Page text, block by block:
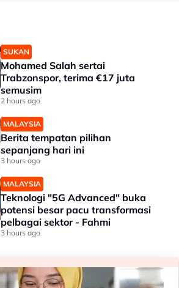
SUKAN
Mohamed Salah sertai
Trabzonspor, terima €17 juta
semusim
2 hours ago
MALAYSIA
Berita tempatan pilihan
sepanjang hari ini
3 hours ago
MALAYSIA
Teknologi "5G Advanced" buka
potensi besar pacu transformasi
pelbagai sektor - Fahmi
3 hours ago